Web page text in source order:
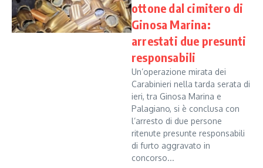
ottone dal cimitero di
Ginosa Marina:
arrestati due presunti
responsabili
Un’operazione mirata dei
Carabinieri nella tarda serata di
ieri, tra Ginosa Marina e
Palagiano, si è conclusa con
l’arresto di due persone
ritenute presunte responsabili
di furto aggravato in
concorso...